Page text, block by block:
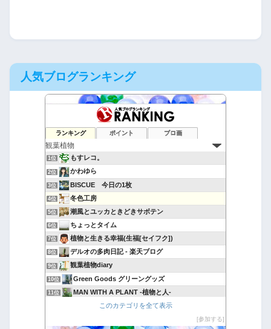
人気ブログランキング
ランキング ポイント ブロ画
1位 もすレコ。
2位 かわゆら
3位 BISCUE 今日の1枚
4位 冬色工房
5位 潮風とユッカときどきサボテン
6位 ちょっとタイム
7位 植物と生きる幸福(生福[セイフク])
8位 デルオの多肉日記 - 楽天ブログ
9位 観葉植物diary
10位 Green Goods グリーングッズ
11位 MAN WITH A PLANT -植物と人-
おもいつかない
多肉植物・サボテンの種類、一覧と育て方 図鑑サイト｜TA29
このカテゴリを全て表示
参加する